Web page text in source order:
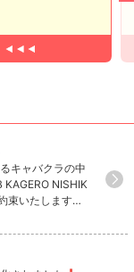
キャバクラの中
NISHIK
束いたします
い可能、個人ロ
体験OK(派閥な
、忘年会、親睦
シェルジュシ